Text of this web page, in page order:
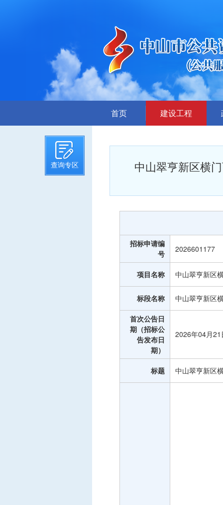
查询专区
首页 建设工程
招标文件提前公示
招标公告
评标结果公示
项目公告
招投标公开信息
中山翠亨新区横
招标申请编
号
2026601177
项目名称 中山翠亨新区
标段名称 中山翠亨新区
首次公告日
期（招标公
告发布日
期）
2026年04月21
标题 中山翠亨新区